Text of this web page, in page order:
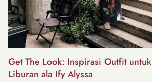
Get The Look: Inspirasi Outfit untuk
Liburan ala Ify Alyssa